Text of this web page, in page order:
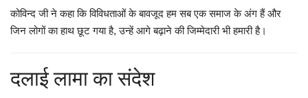
कोविन्द जी ने कहा कि विविधताओं के बावजूद हम सब एक समाज के अंग हैं और
जिन लोगों का हाथ छूट गया है, उन्हें आगे बढ़ाने की जिम्मेदारी भी हमारी है।
दलाई लामा का संदेश